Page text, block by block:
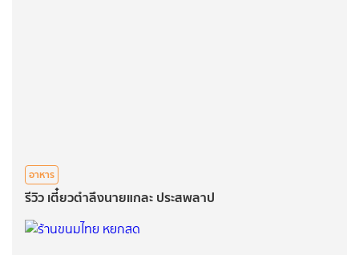
อาหาร
รีวิว เตี๋ยวตำลึงนายแกละ ประสพลาป